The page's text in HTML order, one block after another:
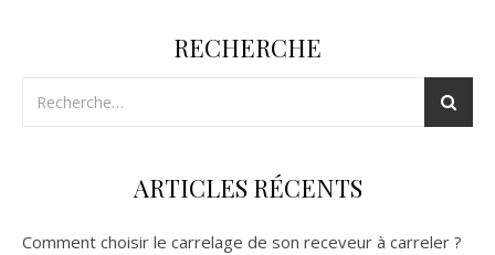
RECHERCHE
ARTICLES RÉCENTS
Comment choisir le carrelage de son receveur à carreler ?